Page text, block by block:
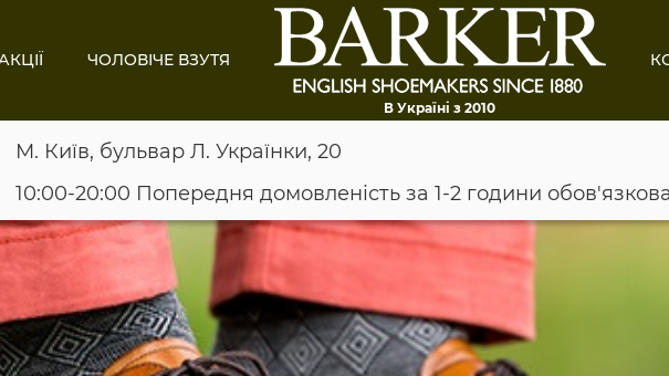
ЧОЛОВІЧЕ ВЗУТЯ
В Україні з 2010
М. Київ, бульвар Л. Українки, 20
10:00-20:00 Попередня домовленість за 1-2 години обов'язкова